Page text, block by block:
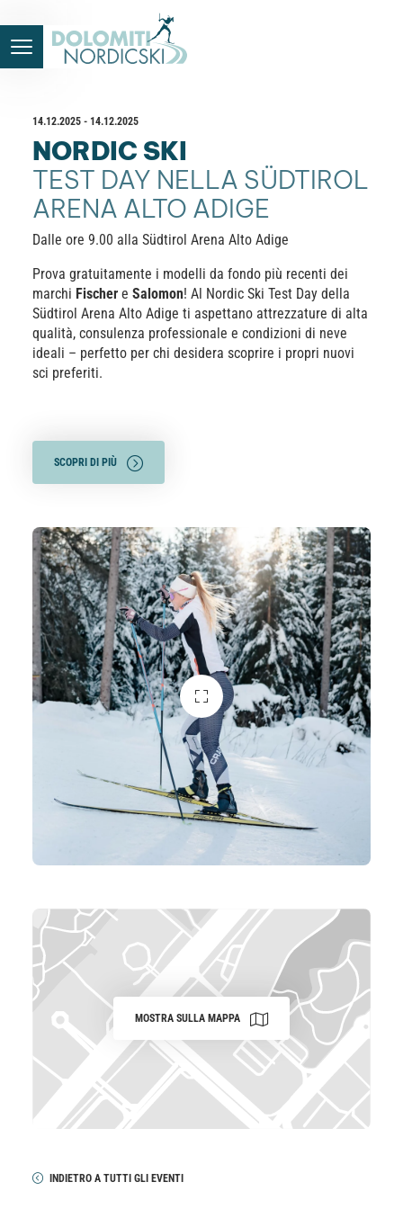
14.12.2025 - 14.12.2025
NORDIC SKI
TEST DAY NELLA SÜDTIROL
ARENA ALTO ADIGE
Dalle ore 9.00 alla Südtirol Arena Alto Adige
Prova gratuitamente i modelli da fondo più recenti dei
marchi Fischer e Salomon! Al Nordic Ski Test Day della
Südtirol Arena Alto Adige ti aspettano attrezzature di alta
qualità, consulenza professionale e condizioni di neve
ideali – perfetto per chi desidera scoprire i propri nuovi
sci preferiti.
SCOPRI DI PIÙ
MOSTRA SULLA MAPPA
INDIETRO A TUTTI GLI EVENTI